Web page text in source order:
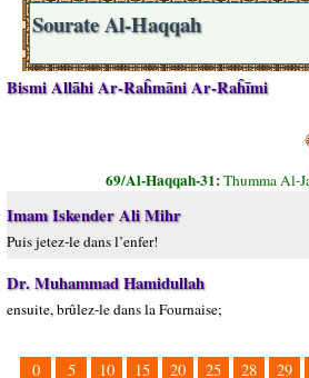
Sourate Al-Haqqah
Bismi Allāhi Ar-Raĥmāni Ar-Raĥīmi
69/Al-Haqqah-31:Thumma Al-
Imam Iskender Ali Mihr
Puis jetez-le dans l’enfer!
Dr. Muhammad Hamidullah
ensuite, brûlez-le dans la Fournaise;
0 5 10 15 20 25 28 29